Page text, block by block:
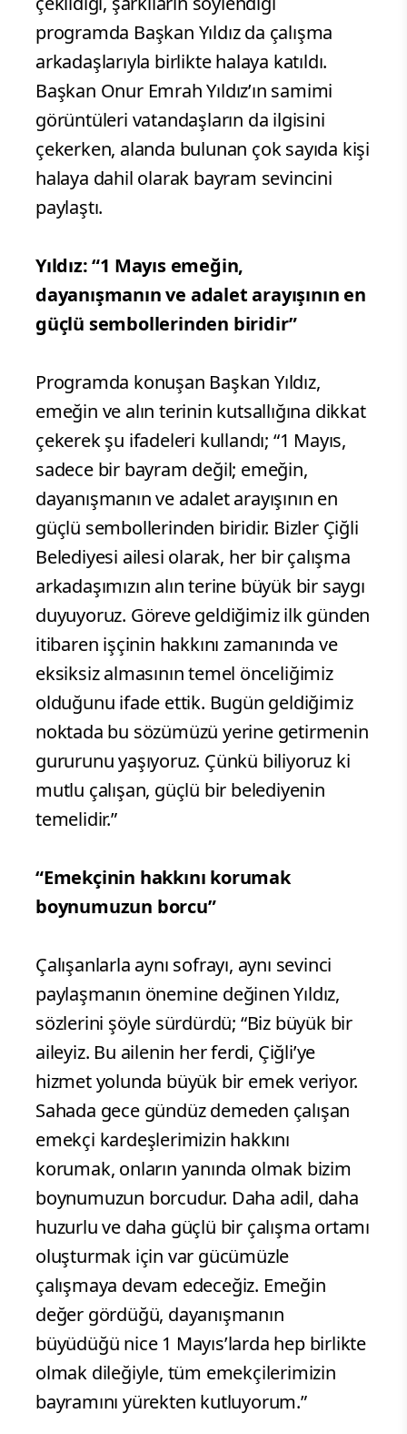
programda Başkan Yıldız da çalışma
arkadaşlarıyla birlikte halaya katıldı.
Başkan Onur Emrah Yıldız’ın samimi
görüntüleri vatandaşların da ilgisini
çekerken, alanda bulunan çok sayıda kişi
halaya dahil olarak bayram sevincini
paylaştı.
Yıldız: “1 Mayıs emeğin,
dayanışmanın ve adalet arayışının en
güçlü sembollerinden biridir”
Programda konuşan Başkan Yıldız,
emeğin ve alın terinin kutsallığına dikkat
çekerek şu ifadeleri kullandı; “1 Mayıs,
sadece bir bayram değil; emeğin,
dayanışmanın ve adalet arayışının en
güçlü sembollerinden biridir. Bizler Çiğli
Belediyesi ailesi olarak, her bir çalışma
arkadaşımızın alın terine büyük bir saygı
duyuyoruz. Göreve geldiğimiz ilk günden
itibaren işçinin hakkını zamanında ve
eksiksiz almasının temel önceliğimiz
olduğunu ifade ettik. Bugün geldiğimiz
noktada bu sözümüzü yerine getirmenin
gururunu yaşıyoruz. Çünkü biliyoruz ki
mutlu çalışan, güçlü bir belediyenin
temelidir.”
“Emekçinin hakkını korumak
boynumuzun borcu”
Çalışanlarla aynı sofrayı, aynı sevinci
paylaşmanın önemine değinen Yıldız,
sözlerini şöyle sürdürdü; “Biz büyük bir
aileyiz. Bu ailenin her ferdi, Çiğli’ye
hizmet yolunda büyük bir emek veriyor.
Sahada gece gündüz demeden çalışan
emekçi kardeşlerimizin hakkını
korumak, onların yanında olmak bizim
boynumuzun borcudur. Daha adil, daha
huzurlu ve daha güçlü bir çalışma ortamı
oluşturmak için var gücümüzle
çalışmaya devam edeceğiz. Emeğin
değer gördüğü, dayanışmanın
büyüdüğü nice 1 Mayıs’larda hep birlikte
olmak dileğiyle, tüm emekçilerimizin
bayramını yürekten kutluyorum.”